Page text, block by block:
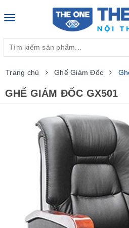
Toggle
Trang chủ Ghế Giám Đốc
GHẾ GIÁM ĐỐC GX501